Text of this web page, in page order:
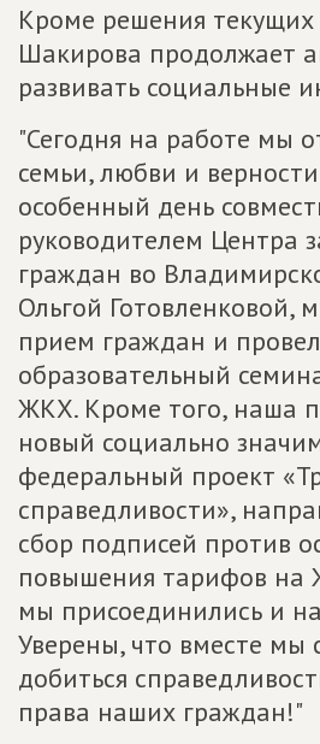
Кроме решения
Шакирова продолжает
развивать социальные
"Сегодня на работе мы
семьи, любви и
особенный день
руководителем Центра
граждан во
Ольгой Готовленковой,
прием граждан и
образовательный
ЖКХ. Кроме того, наша
новый социально
федеральный проект
справедливости»,
сбор подписей против
повышения тарифов на
мы присоединились и
Уверены, что вместе мы
добиться
права наших граждан!"